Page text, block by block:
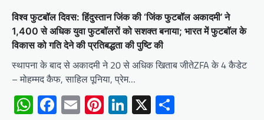
विश्व फुटबॉल दिवस: हिंदुस्तान जिंक की ‘जिंक फुटबॉल अकादमी’ ने
1,400 से अधिक युवा फुटबॉलरों को सशक्त बनाया; भारत में फुटबॉल के
विकास को गति देने की प्रतिबद्धता की पुष्टि की
स्थापना के बाद से अकादमी ने 20 से अधिक खिताब जीतेZFA के 4 कैडेट
– मोहम्मद कैफ, साहिल पूनिया, प्रेम…
WhatsApp
Facebook
EmailPinterest
LinkedIn
X